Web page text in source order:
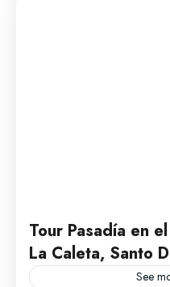
Tour Pasadía en
La Caleta, Santo
See